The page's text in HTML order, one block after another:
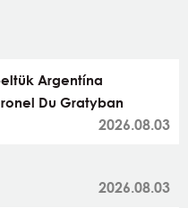
Argentína
Du Gratyban
2026.08.03
2026.08.03